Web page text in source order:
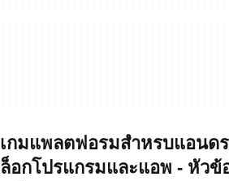
เกมแพลตฟอรมสำหรบแอนด
ล็อกโปรแกรมและแอพ - หัวข้